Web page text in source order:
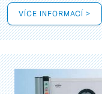
VÍCE INFORMACÍ >